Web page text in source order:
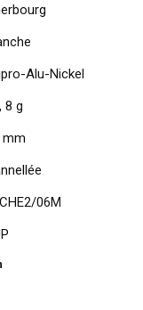
Alu-Nickel
8 g
mm
06M